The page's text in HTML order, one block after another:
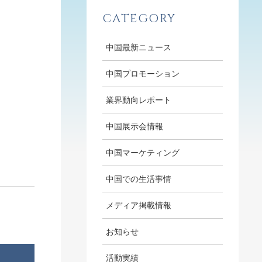
CATEGORY
中国最新ニュース
中国プロモーション
業界動向レポート
中国展示会情報
中国マーケティング
中国での生活事情
メディア掲載情報
お知らせ
活動実績